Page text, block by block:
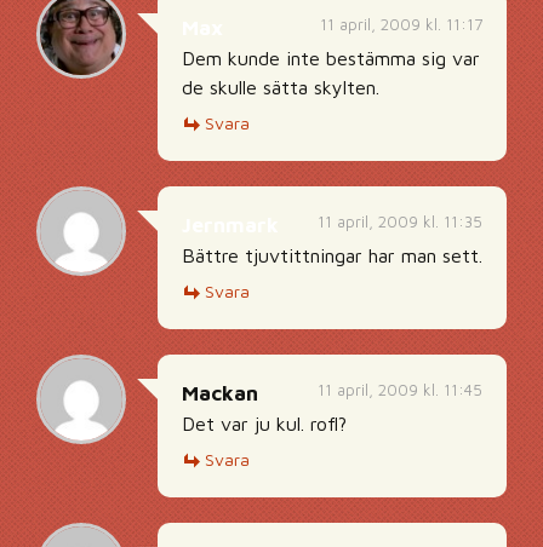
11 april, 2009 kl. 11:17
Dem kunde inte bestämma sig var
de skulle sätta skylten.
Svara
11 april, 2009 kl. 11:35
Bättre tjuvtittningar har man sett.
Svara
11 april, 2009 kl. 11:45
Mackan
Det var ju kul. rofl?
Svara